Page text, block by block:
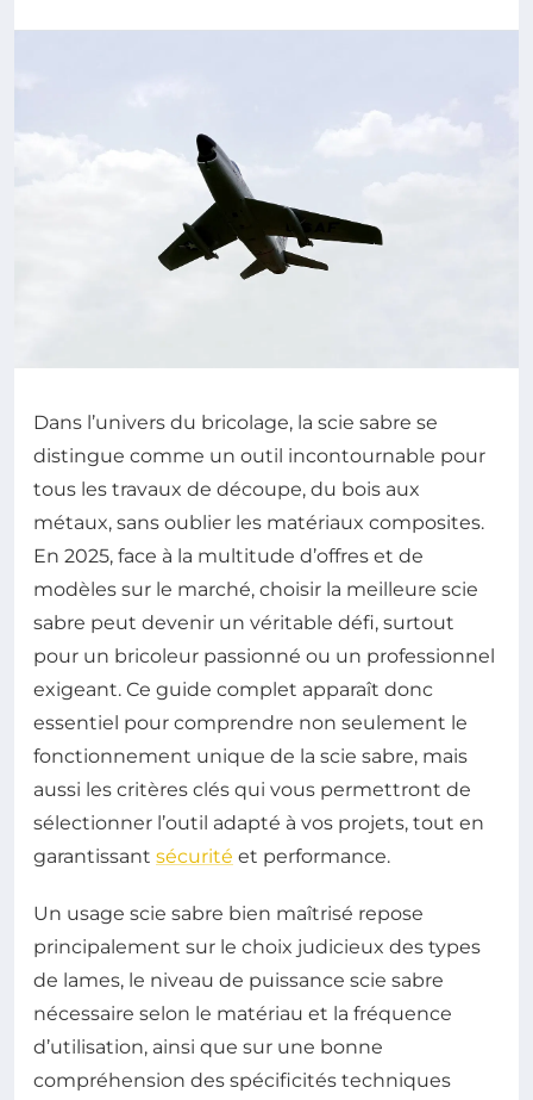
Dans l’univers du bricolage, la scie sabre se
distingue comme un outil incontournable pour
tous les travaux de découpe, du bois aux
métaux, sans oublier les matériaux composites.
En 2025, face à la multitude d’offres et de
modèles sur le marché, choisir la meilleure scie
sabre peut devenir un véritable défi, surtout
pour un bricoleur passionné ou un professionnel
exigeant. Ce guide complet apparaît donc
essentiel pour comprendre non seulement le
fonctionnement unique de la scie sabre, mais
aussi les critères clés qui vous permettront de
sélectionner l’outil adapté à vos projets, tout en
garantissant sécurité et performance.
Un usage scie sabre bien maîtrisé repose
principalement sur le choix judicieux des types
de lames, le niveau de puissance scie sabre
nécessaire selon le matériau et la fréquence
d’utilisation, ainsi que sur une bonne
compréhension des spécificités techniques